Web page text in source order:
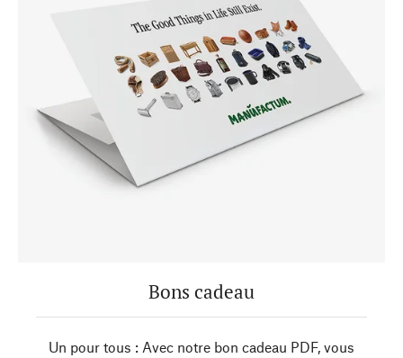
Bons cadeau
Un pour tous : Avec notre bon cadeau PDF, vous